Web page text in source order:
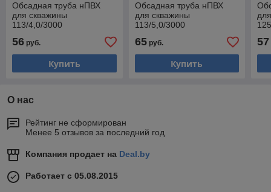
Обсадная труба нПВХ
для скважины
113/4,0/3000
56 руб.
Купить
Обсадная труба нПВХ
для скважины
113/5,0/3000
65руб.
Купить
57
О нас
Рейтинг не сформирован
Менее 5 отзывов за последний год
Компания продает на Deal.by
Работает с 05.08.2015